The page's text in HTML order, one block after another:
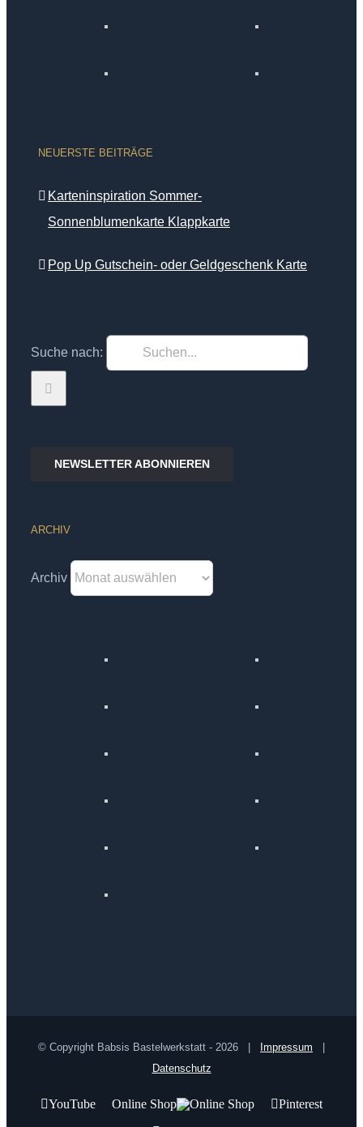
NEUERSTE BEITRÄGE
Karteninspiration Sommer-
Sonnenblumenkarte Klappkarte
Pop Up Gutschein- oder Geldgeschenk Karte
Suche nach:
NEWSLETTER ABONNIEREN
ARCHIV
Archiv
© Copyright Babsis Bastelwerkstatt - 2026 | Impressum
Datenschutz
YouTube Online Shop
Pinterest